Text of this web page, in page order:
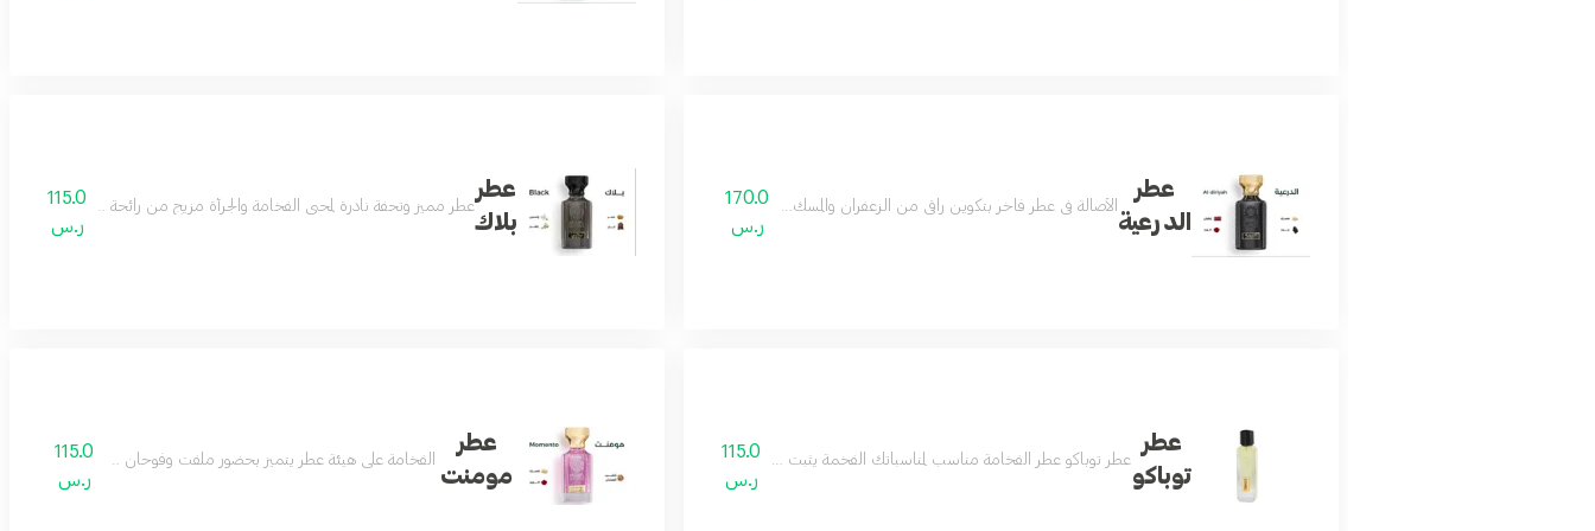
عطر
الدرعية
الأصالة في عطر فاخر بتكوين راقي من الزعفران والمسك ليكون عطرك المفضل في مناسباتك
170.0
ر.س
عطر
بلاك
عطر مميز وتحفة نادرة لمحبي الفخامة والجرأة مزيج من رائحة الجلد115.0
ر.س
عطر
توباكو
عطر توباكو عطر الفخامة مناسب لمناسباتك الفخمة يثبت وجودك ويترك اثر لك عطر يومي ومناسب لكل الجنسين مكونات العطر الباتشولي -الزعفران البخور البرغموت التوباكو الاخشاب
115.0
ر.س
عطر
مومنت
الفخامة على هيئة عطر يتميز بحضور ملفت وفوحان طاغي ورائحة تملك
115.0
ر.س